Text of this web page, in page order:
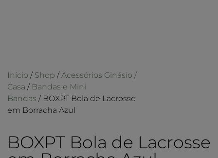
Início / Shop / Acessórios Ginásio /
Casa / Bandas e Mini
Bandas / BOXPT Bola de Lacrosse
em Borracha Azul
BOXPT Bola de Lacrosse